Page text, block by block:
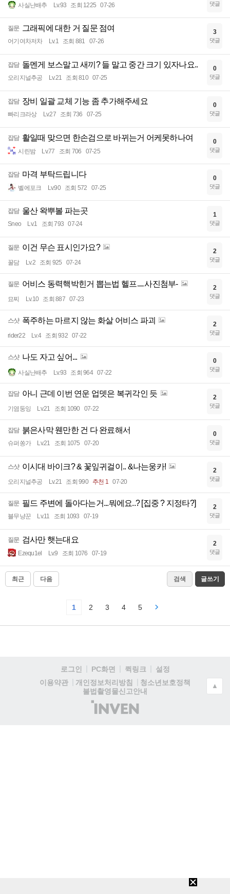
사실난배추 Lv.93 조회 1225 07-26 댓글
질문 그래픽에 대한 거 질문 점여
어기여차저차 Lv.1 조회 881 07-26
3
댓글
잡담 돌멘게 보스말고 새끼? 들 말고 중간 크기 있자나요..
오리지널추공 Lv.21 조회 810 07-25
0
댓글
잡담 장비 일괄 교체 기능 좀 추가해주세요
빠리크라상 Lv.27 조회 736 07-25
0
댓글
잡담 활일때 맞으면 한손검으로 바뀌는거 어케못하나여
시린밤 Lv.77 조회 706 07-25
0
댓글
잡담 마격 부탁드립니다
벨에포크 Lv.90 조회 572 07-25
0
댓글
잡담 울산 왁뿌볼 파는곳
Sneo Lv.1 조회 793 07-24
1
댓글
질문 이건 무슨 표시인가요?
꿀담 Lv.2 조회 925 07-24
2
댓글
질문 어비스 동력핵박힌거 뽑는법 헬프ㅡ사진첨부-
묘찌 Lv.10 조회 887 07-23
2
댓글
스샷 폭주하는 마르지 않는 화살 어비스 파괴
rider22 Lv.4 조회 932 07-22
2
댓글
스샷 나도 자고 싶어...
사실난배추 Lv.93 조회 964 07-22
0
댓글
잡담 아니 근데 이번 연운 업뎃은 복귀각인 듯
기염둥잉 Lv.21 조회 1090 07-22
2
댓글
잡담 붉은사막 웬만한 건 다 완료해서
슈퍼쏭가 Lv.21 조회 1075 07-20
0
댓글
스샷 이시대 바이크? & 꽃잎귀걸이.. &나는웅카!
오리지널추공 Lv.21 조회 990 추천 1 07-20
2
댓글
질문 필드 주변에 돌아다는거...뭐에요..? [집중 ? 지정타?]
블무냥꾼 Lv.11 조회 1093 07-19
2
댓글
질문 검사만 햇는대요
Ezequ1el Lv.9 조회 1076 07-19
2
댓글
최근 다음 검색 글쓰기
1 2 3 4 5
로그인 PC화면 퀵링크
설정
이용약관
개인정보처리방침
청소년보호정책
불법촬영물신고안내
(주)
인
▲